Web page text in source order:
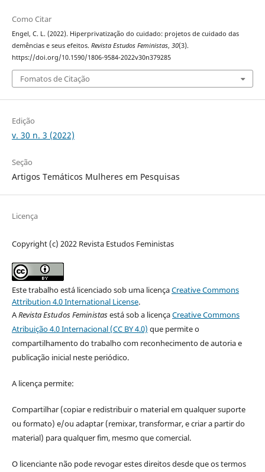
Como Citar
Engel, C. L. (2022). Hiperprivatização do cuidado: projetos de cuidado das
demências e seus efeitos. Revista Estudos Feministas, 30(3).
https://doi.org/10.1590/1806-9584-2022v30n379285
Fomatos de Citação
Edição
v. 30 n. 3 (2022)
Seção
Artigos Temáticos Mulheres em Pesquisas
Licença
Copyright (c) 2022 Revista Estudos Feministas
Este trabalho está licenciado sob uma licençaCreative Commons
Attribution 4.0 International License.
ARevista Estudos Feministasestá sob a licençaCreative Commons
Atribuição 4.0 Internacional (CC BY 4.0) que permite o
compartilhamento do trabalho com reconhecimento de autoria e
publicação inicial neste periódico.
A licença permite:
Compartilhar (copiar e redistribuir o material em qualquer suporte
ou formato) e/ou adaptar (remixar, transformar, e criar a partir do
material) para qualquer fim, mesmo que comercial.
O licenciante não pode revogar estes direitos desde que os termos